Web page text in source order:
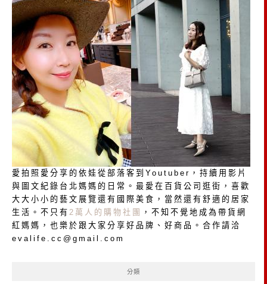
愛拍照愛分享的依娃從部落客到Youtuber，持續用影片
與圖文紀錄台北媽媽的日常。最愛在百貨公司逛街，喜歡
大大小小的藝文展覽還有國際美食，當然還有舒適的居家
生活。不只有 2萬人的購物社團
，不知不覺地成為帶貨網
紅媽媽，也樂於跟大家分享好品牌、好商品。合作請洽
evalife.cc@gmail.com
分類